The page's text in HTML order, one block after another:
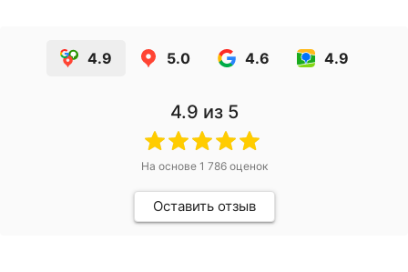
4.9 5.0 4.6 4.9
4.9 из 5
На основе 1 786оценок
Оставить отзыв